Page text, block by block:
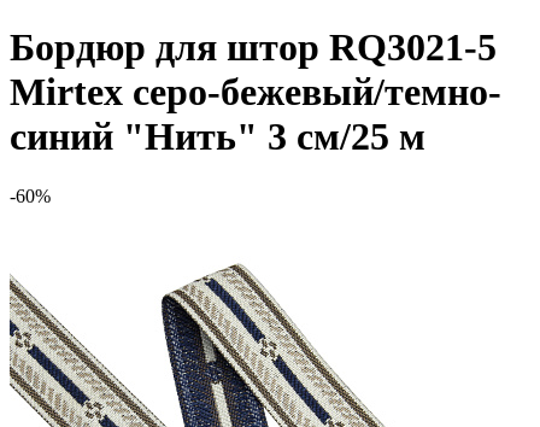
Бордюр для штор RQ3021-5
Mirtex серо-бежевый/темно-
синий "Нить" 3 см/25 м
-60%